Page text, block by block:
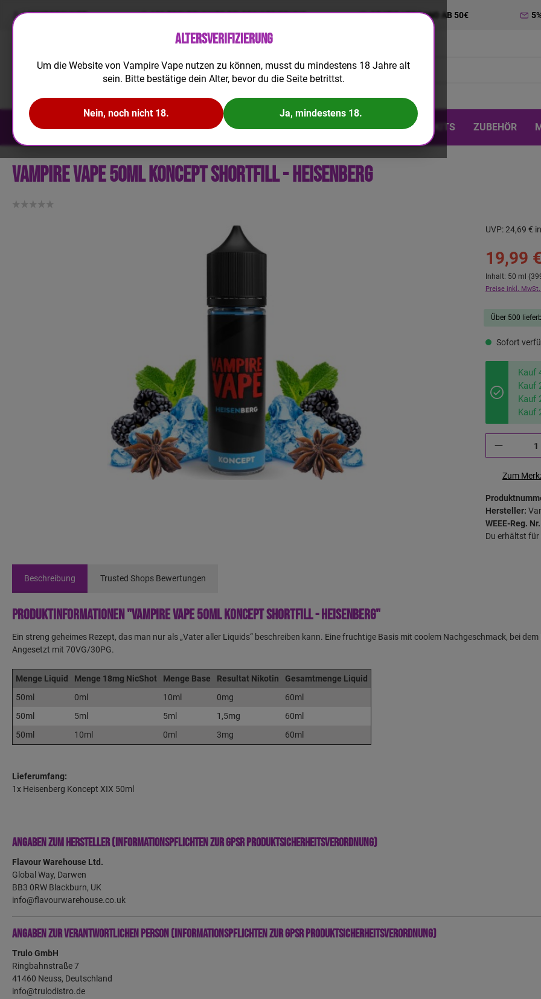
LIQUIDRECHNER 100 TREUEPUNKTE BEI REGISTRIERUNG GRATIS VERSAND AB 50€
NEUHEITEN E-LIQUID AROMA & DIY EINWEG BIG PUFF KITS ZUBEHÖR
Vampire Vape 50ml Koncept Shortfill - Heisenberg
UVP:24,69 €
19,99
Inhalt: 50 ml (
Preise inkl.
Über 500
Sofort
Kauf
Kauf
Kauf
Kauf
Zum
Hersteller:
WEEE-Reg.
Du erhältst
Beschreibung Trusted Shops Bewertungen
Produktinformationen "Vampire Vape 50ml Koncept Shortfill - Heisenberg"
Ein streng geheimes Rezept, das man nur als „Vater aller Liquids“ beschreiben kann. Eine fruchtige Basis mit coolem Nachgeschmack, bei
Angesetzt mit 70VG/30PG.
Menge Liquid Menge 18mg NicShot Menge Base Resultat Nikotin
Gesamtmenge Liquid
50ml
0ml 10ml 0mg
60ml
50ml
5ml 5ml 1,5mg
60ml
50ml
10ml 0ml 3mg 60ml
Lieferumfang:
1x Heisenberg Koncept XIX 50ml
Angaben zum Hersteller (Informationspflichten zur GPSR Produktsicherheitsverordnung)
Flavour Warehouse Ltd.
Global Way, Darwen
BB3 0RW Blackburn, UK
info@flavourwarehouse.co.uk
Angaben zur verantwortlichen Person (Informationspflichten zur GPSR Produktsicherheitsverordnung)
Trulo GmbH
Ringbahnstraße 7
41460 Neuss, Deutschland
info@trulodistro.de
Altersverifizierung
Um die Website von Vampire Vape nutzen zu können, musst du mindestens 18 Jahre alt
sein. Bitte bestätige dein Alter, bevor du die Seite betrittst.
Nein, noch nicht 18. Ja, mindestens 18.